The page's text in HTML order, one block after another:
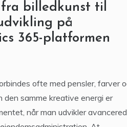
den samme kreative energi er
når man udvikler avancerede
At
perler til dine DIY-